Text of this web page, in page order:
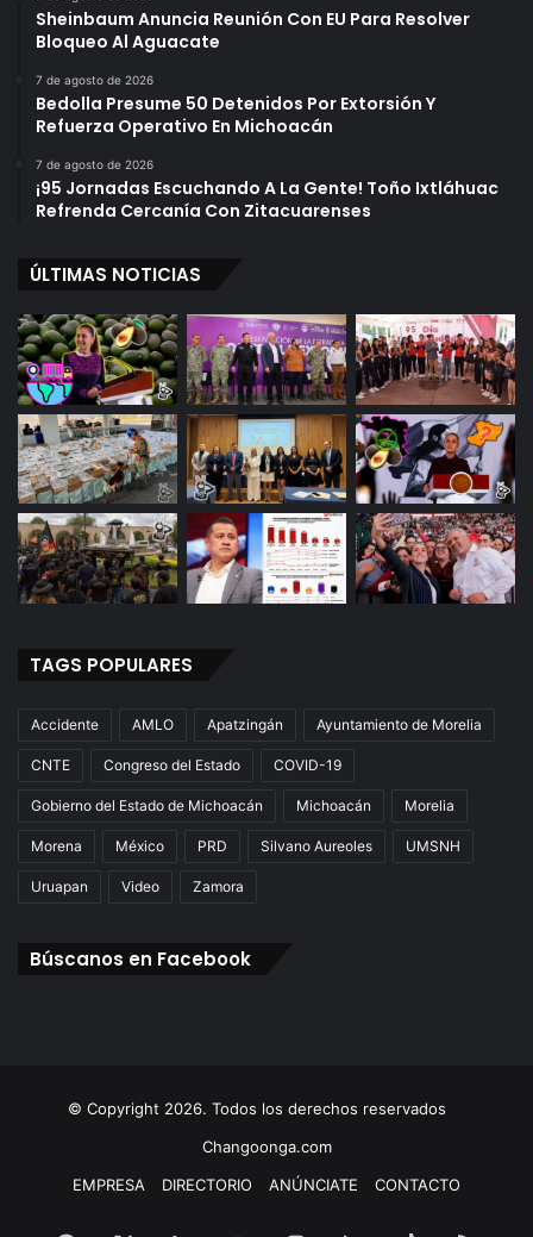
Sheinbaum Anuncia Reunión Con EU Para Resolver
Bloqueo Al Aguacate
7 de agosto de 2026
Bedolla Presume 50 Detenidos Por Extorsión Y
Refuerza Operativo En Michoacán
7 de agosto de 2026
¡95 Jornadas Escuchando A La Gente! Toño Ixtláhuac
Refrenda Cercanía Con Zitacuarenses
ÚLTIMAS NOTICIAS
TAGS POPULARES
Accidente AMLO Apatzingán Ayuntamiento de Morelia
CNTE Congreso del Estado COVID-19
Gobierno del Estado de Michoacán Michoacán Morelia
Morena México PRD Silvano Aureoles UMSNH
Uruapan Video Zamora
Búscanos en Facebook
© Copyright 2026. Todos los derechos reservados
Changoonga.com
EMPRESA
DIRECTORIO ANÚNCIATE CONTACTO